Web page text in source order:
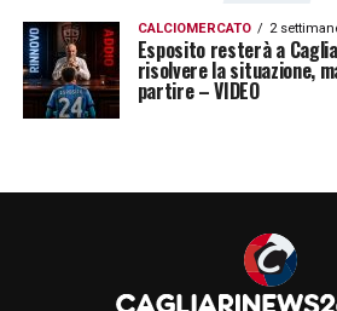
CALCIOMERCATO 2
Esposito resterà a
risolvere la situazione,
partire – VIDEO